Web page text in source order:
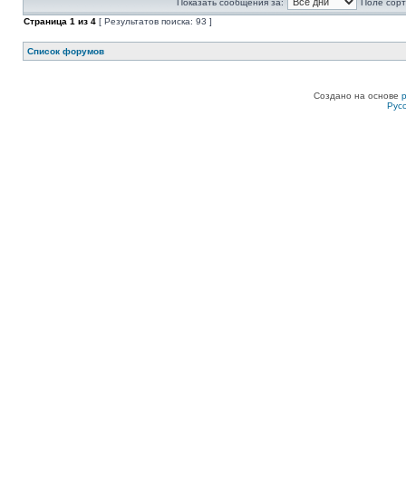
Показать сообщения за:
Поле
Страница 1 из 4 [ Результатов поиска: 93 ]
Список форумов
Создано на основе